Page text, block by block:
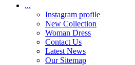
...
Instagram profile
New Collection
Woman Dress
Contact Us
Latest News
Our Sitemap